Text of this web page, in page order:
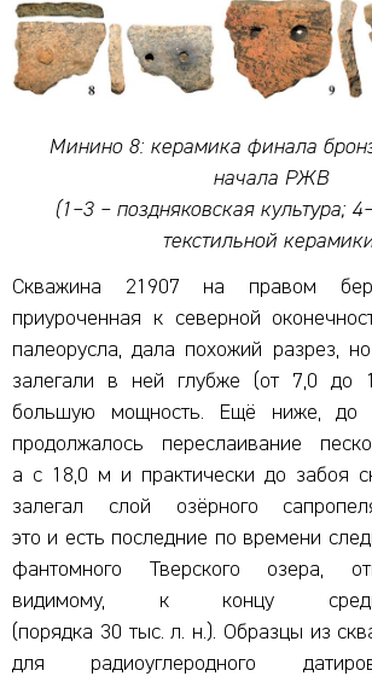
Минино 8: керамика финала
начала РЖВ
(1–3 – поздняковская культура;
текстильной
Скважина 21907 на правом
приуроченная к северной
палеорусла, дала похожий разрез,
залегали в ней глубже (от 7,0 до
большую мощность. Ещё ниже, до
продолжалось переслаивание
а с 18,0 м и практически до забоя
залегал слой озёрного
это и есть последние по времени
фантомного Тверского озера,
видимому, к концу
(порядка 30 тыс. л. н.). Образцы из
для радиоуглеродного